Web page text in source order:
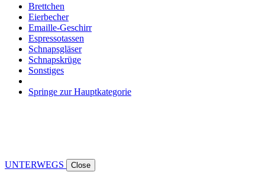
Brettchen
Eierbecher
Emaille-Geschirr
Espressotassen
Schnapsgläser
Schnapskrüge
Sonstiges
Springe zur Hauptkategorie
UNTERWEGS Close